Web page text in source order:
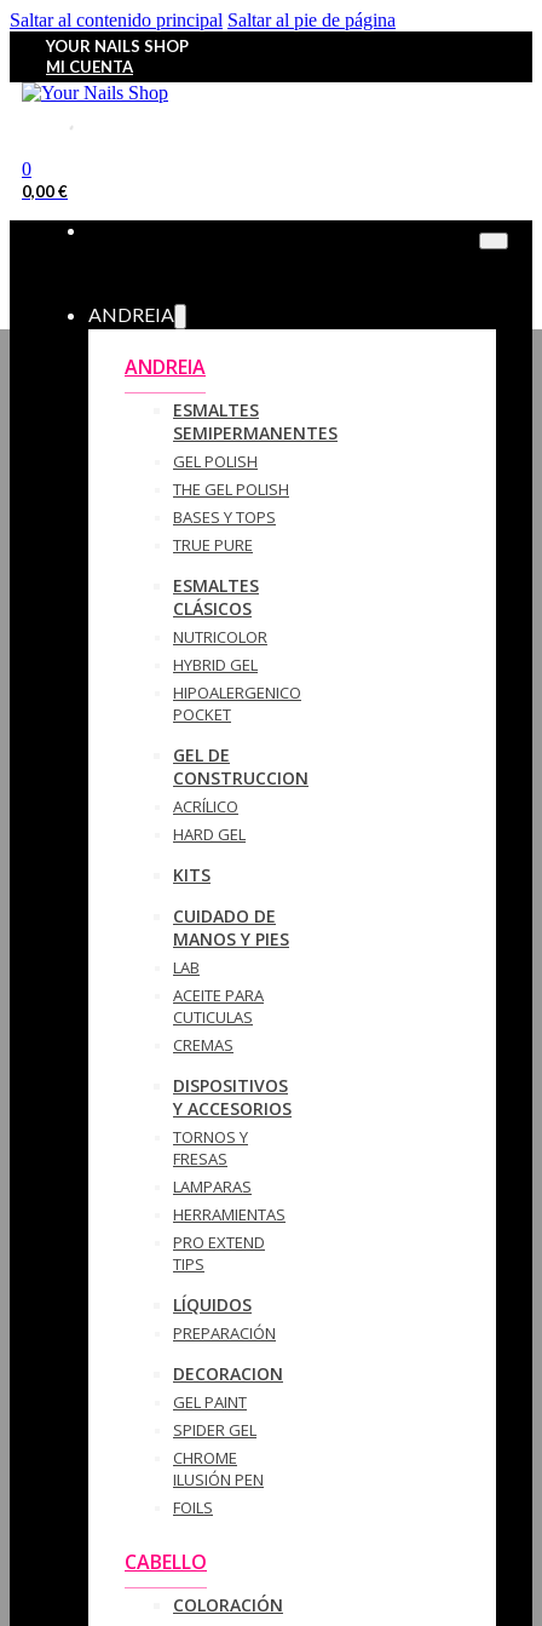
Saltar al contenido principal Saltar al pie de página
YOUR NAILS SHOP
MI CUENTA
0
0,00€
ANDREIA
ANDREIA
ESMALTES
SEMIPERMANENTES
GEL POLISH
THE GEL POLISH
BASES Y‎ TOPS
TRUE PURE
ESMALTES
CLÁSICOS
NUTRICOLOR
HYBRID GEL
HIPOALERGENICO
POCKET
GEL DE
CONSTRUCCION
ACRÍLICO
HARD GEL
KITS
CUIDADO DE
MANOS Y PIES
LAB
ACEITE PARA
CUTICULAS
CREMAS
DISPOSITIVOS
Y ACCESORIOS
TORNOS Y
FRESAS
LAMPARAS
HERRAMIENTAS
PRO EXTEND
TIPS
LÍQUIDOS
PREPARACIÓN
DECORACION
GEL PAINT
SPIDER GEL
CHROME
ILUSIÓN PEN
FOILS
CABELLO
COLORACIÓN